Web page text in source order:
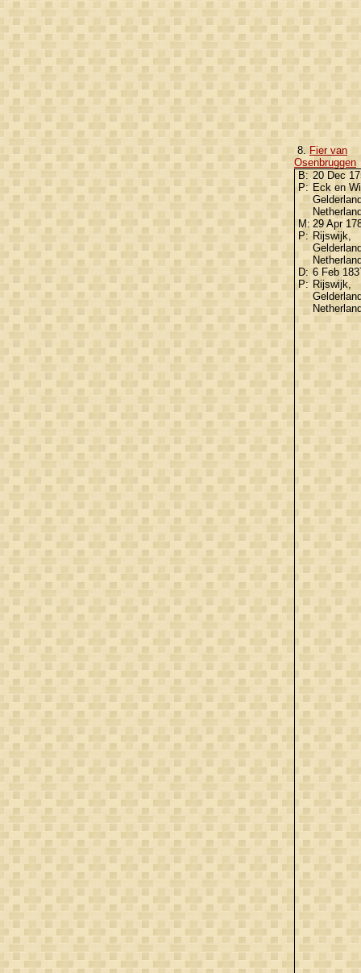
8. Fier van
Osenbruggen
B: 20 Dec
P: Eck en
M: 29 Apr
P: Rijswijk,
D: 6 Feb
P: Rijswijk,